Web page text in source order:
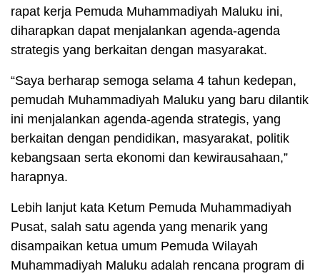
rapat kerja Pemuda Muhammadiyah Maluku ini,
diharapkan dapat menjalankan agenda-agenda
strategis yang berkaitan dengan masyarakat.
“Saya berharap semoga selama 4 tahun kedepan,
pemudah Muhammadiyah Maluku yang baru dilantik
ini menjalankan agenda-agenda strategis, yang
berkaitan dengan pendidikan, masyarakat, politik
kebangsaan serta ekonomi dan kewirausahaan,”
harapnya.
Lebih lanjut kata Ketum Pemuda Muhammadiyah
Pusat, salah satu agenda yang menarik yang
disampaikan ketua umum Pemuda Wilayah
Muhammadiyah Maluku adalah rencana program di